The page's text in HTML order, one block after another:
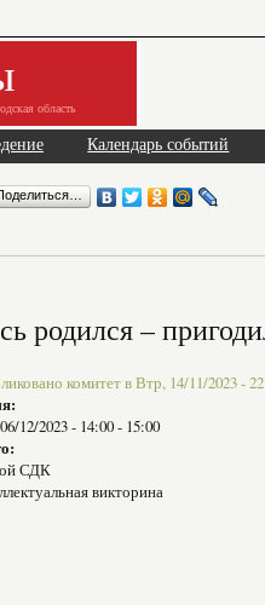
область
Календарь событий
родился –
комитет в Втр, 14/11/2023 -
12/2023 - 14:00- 15:00
СДК
викторина